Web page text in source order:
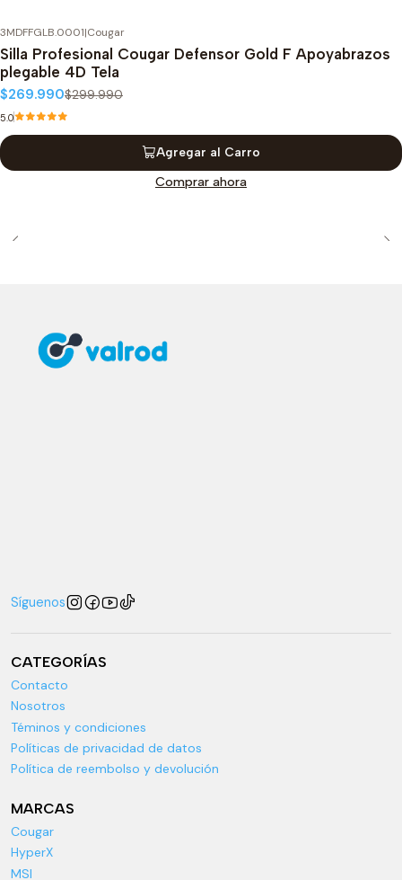
3MDFFGLB.0001|Cougar
Silla Profesional Cougar Defensor Gold F Apoyabrazos
plegable 4D Tela
$269.990$299.990
5.0
Agregar al Carro
Comprar ahora
Síguenos
CATEGORÍAS
Contacto
Nosotros
Téminos y condiciones
Políticas de privacidad de datos
Política de reembolso y devolución
MARCAS
Cougar
HyperX
MSI